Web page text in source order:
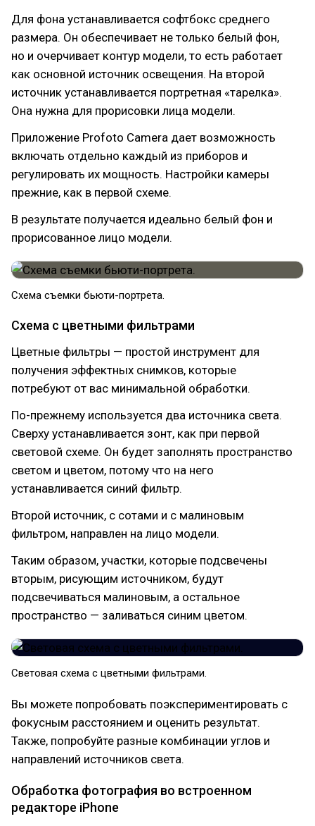
Для фона устанавливается софтбокс среднего
размера. Он обеспечивает не только белый фон,
но и очерчивает контур модели, то есть работает
как основной источник освещения. На второй
источник устанавливается портретная «тарелка».
Она нужна для прорисовки лица модели.
Приложение Profoto Camera дает возможность
включать отдельно каждый из приборов и
регулировать их мощность. Настройки камеры
прежние, как в первой схеме.
В результате получается идеально белый фон и
прорисованное лицо модели.
Схема съемки бьюти-портрета.
Схема с цветными фильтрами
Цветные фильтры — простой инструмент для
получения эффектных снимков, которые
потребуют от вас минимальной обработки.
По-прежнему используется два источника света.
Сверху устанавливается зонт, как при первой
световой схеме. Он будет заполнять пространство
светом и цветом, потому что на него
устанавливается синий фильтр.
Второй источник, с сотами и с малиновым
фильтром, направлен на лицо модели.
Таким образом, участки, которые подсвечены
вторым, рисующим источником, будут
подсвечиваться малиновым, а остальное
пространство — заливаться синим цветом.
Световая схема с цветными фильтрами.
Вы можете попробовать поэкспериментировать с
фокусным расстоянием и оценить результат.
Также, попробуйте разные комбинации углов и
направлений источников света.
Обработка фотография во встроенном
редакторе iPhone